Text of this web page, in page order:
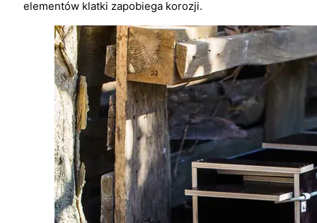
elementów klatki zapobiega korozji.